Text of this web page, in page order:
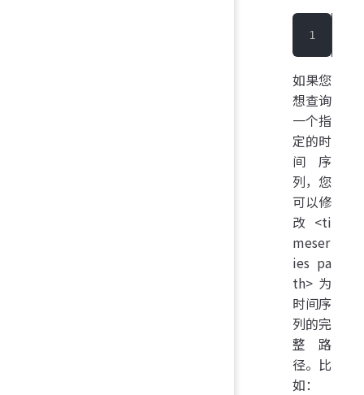
如果您
想查询
一个指
定的时
间序
列，您
可以修
改 <ti
meser
ies pa
th> 为
时间序
列的完
整路
径。比
如：